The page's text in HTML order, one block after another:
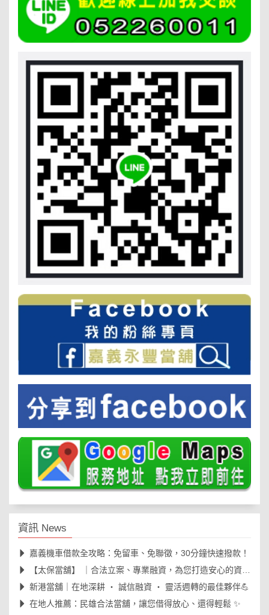
資訊 News
嘉義機車借款全攻略：免留車、免聯徵，30分鐘快速撥款！
【太保當舖】 ｜合法立案、專業融資，為您打造安心的資金周轉後盾🛡️
新港當舖｜在地深耕 ‧ 誠信融資 ‧ 靈活週轉的最佳夥伴💪
在地人推薦：民雄合法當舖，讓您借得放心、還得輕鬆 ✨